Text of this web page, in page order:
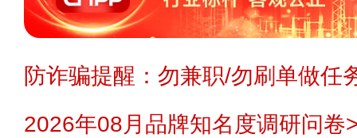
防诈骗提醒：勿兼职/勿刷单做任
2026年08月品牌知名度调研问卷